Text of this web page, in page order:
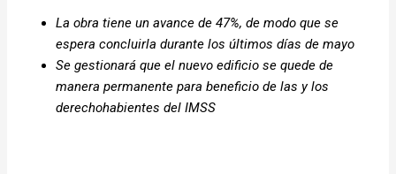
La obra tiene un avance de 47%, de modo que se
espera concluirla durante los últimos días de mayo
Se gestionará que el nuevo edificio se quede de
manera permanente para beneficio de las y los
derechohabientes del IMSS